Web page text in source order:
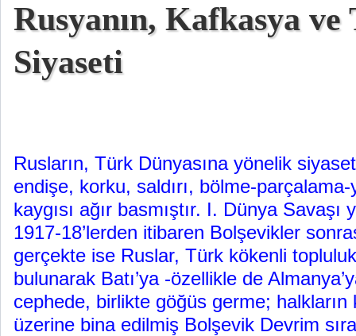
Rusyanın, Kafkasya
Siyaseti
Rusların, Türk Dünyasına yönelik
endişe, korku, saldırı, bölme-
kaygısı ağır basmıştır. I. Dünya Savaşı
1917-18’lerden itibaren Bolşevikler
gerçekte ise Ruslar, Türk kökenli
bulunarak Batı’ya -özellikle de
cephede, birlikte göğüs germe;
üzerine bina edilmiş Bolşevik Devrim